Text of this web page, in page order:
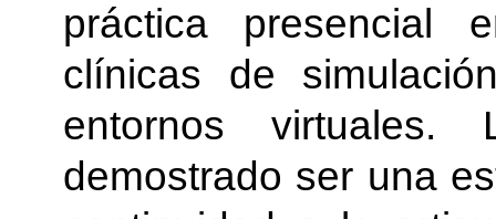
práctica presencial
clínicas de
entornos
demostrado ser una